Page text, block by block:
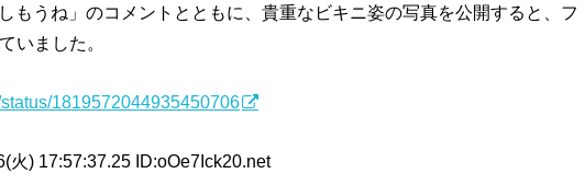
もうね」のコメントとともに、貴重なビキニ姿の写真を公開すると、フ
いました。
1819572044935450706
火) 17:57:37.25 ID:oOe7Ick20.net